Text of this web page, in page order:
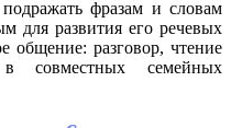
фразам и словам
для развития его речевых
общение: разговор, чтение
совместных семейных